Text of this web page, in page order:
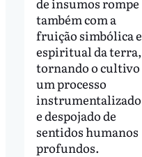
também com a
fruição simbólica e
espiritual da terra,
tornando o cultivo
um processo
instrumentalizado
e despojado de
sentidos humanos
profundos.